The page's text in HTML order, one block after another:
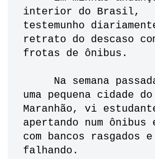
interior do Brasil,
testemunho
retrato do descaso
frotas de ônibus.
uma pequena cidade do
Maranhão, vi
apertando num ônibus
com bancos rasgados
falhando.